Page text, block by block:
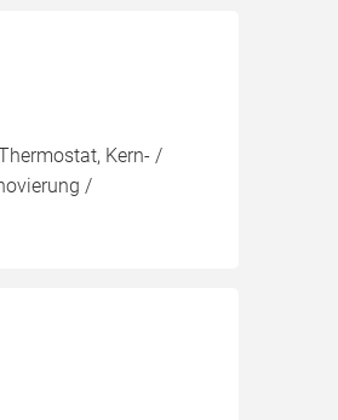
Kern- /
/